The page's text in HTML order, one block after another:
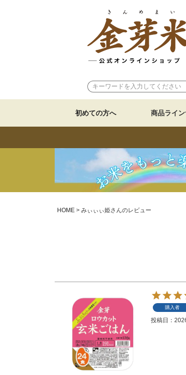
初めての方へ 商品ライ
HOME みぃぃぃ姫さんのレビュー
購入者
投稿日